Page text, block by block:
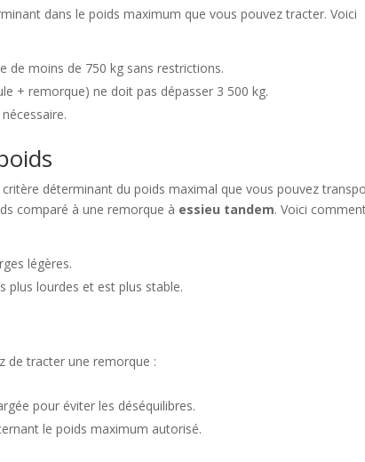
dans le poids maximum que vous pouvez tracter. Voici
de moins de 750 kg sans restrictions.
+ remorque) ne doit pas dépasser 3 500 kg.
déterminant du poids maximal que vous pouvez
comparé à une remorque à essieu tandem. Voici
légères.
plus lourdes et est plus stable.
de tracter une remorque :
pour éviter les déséquilibres.
le poids maximum autorisé.